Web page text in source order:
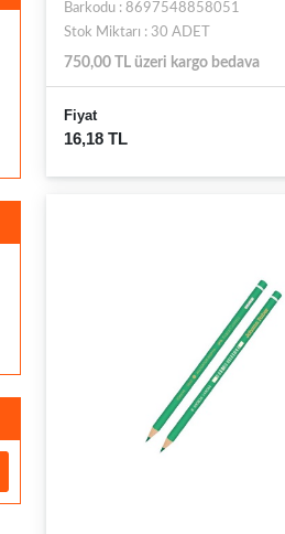
Barkodu : 8697548858051
Stok Miktarı : 30 ADET
750,00 TL üzeri kargo bedava
Fiyat
16,18 TL